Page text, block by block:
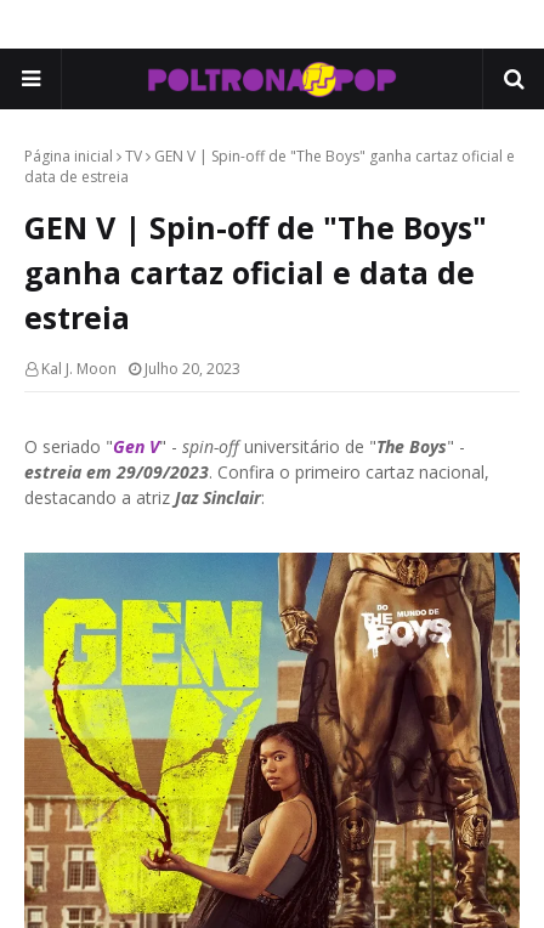
Página inicial TV
GEN V | Spin-off de "The Boys" ganha cartaz oficial e
data de estreia
GEN V | Spin-off de "The Boys"
ganha cartaz oficial e data de
estreia
Kal J. Moon Julho 20, 2023
O seriado "Gen V" - spin-offuniversitário de "The Boys" -
estreia em 29/09/2023. Confira o primeiro cartaz nacional,
destacando a atriz Jaz Sinclair: